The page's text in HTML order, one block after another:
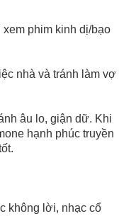
xem phim kinh dị/bạo
nhà và tránh làm vợ
âu lo, giận dữ. Khi
hạnh phúc truyền
không lời, nhạc cổ